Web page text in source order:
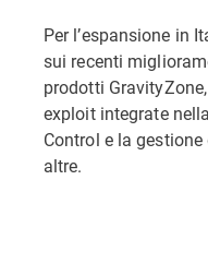
Per l’espansione in
sui recenti
prodotti
exploit integrate
Control e la
altre.